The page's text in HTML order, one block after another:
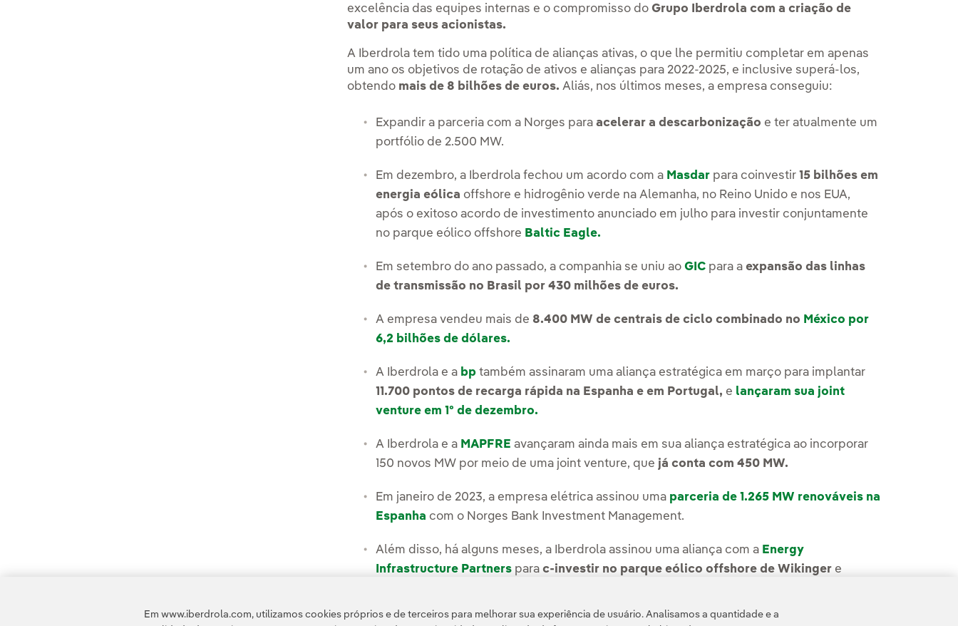
excelência das equipes internas e o compromisso do Grupo Iberdrola com a criação de
valor para seus acionistas.
A Iberdrola tem tido uma política de alianças ativas, o que lhe permitiu completar em apenas
um ano os objetivos de rotação de ativos e alianças para 2022-2025, e inclusive superá-los,
obtendo mais de 8 bilhões de euros. Aliás, nos últimos meses, a empresa conseguiu:
Expandir a parceria com a Norges paraacelerar a descarbonização e ter atualmente um
portfólio de 2.500 MW.
Em dezembro, a Iberdrola fechou um acordo com a Masdar para coinvestir15 bilhões em
energia eólica offshore e hidrogênio verde na Alemanha, no Reino Unido e nos EUA,
após o exitoso acordo de investimento anunciado em julho para investir conjuntamente
no parque eólico offshore Baltic Eagle.
Em setembro do ano passado, a companhia se uniu aoGIC para aexpansão das linhas
de transmissão no Brasil por 430 milhões de euros.
A empresa vendeu mais de 8.400 MW de centrais de ciclo combinado no México por
6,2 bilhões de dólares.
A Iberdrola e a bp também assinaram uma aliança estratégica em março para implantar
11.700 pontos de recarga rápida na Espanha e em Portugal, e lançaram sua joint
venture em 1º de dezembro.
A Iberdrola e a MAPFREavançaram ainda mais em sua aliança estratégica ao incorporar
150 novos MW por meio de uma joint venture, que já conta com 450 MW.
Em janeiro de 2023, a empresa elétrica assinou uma parceria de 1.265 MW renováveis na
Espanha com o Norges Bank Investment Management.
Além disso, há alguns meses, a Iberdrola assinou uma aliança com a Energy
Infrastructure Partners parac-investir no parque eólico offshore de Wikinger e
Em www.iberdrola.com, utilizamos cookies próprios e de terceiros para melhorar sua experiência de usuário. Analisamos a quantidade e a